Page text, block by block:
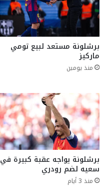
برشلونة مستعد لبيع تومي
ماركيز
منذ يومين
برشلونة يواجه عقبة كبيرة في
سعيه لضم رودري
منذ 3 أيام